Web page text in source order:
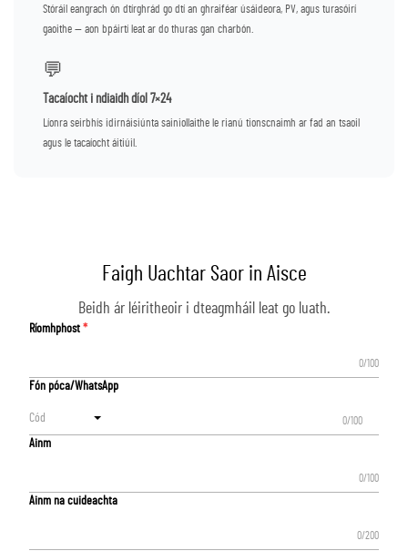
Stóráil eangrach ón dtírghrád go dtí an ghraiféar úsáideora, PV, agus turasóirí
gaoithe — aon bpáirtí leat ar do thuras gan charbón.
💬
Tacaíocht i ndiaidh díol 7×24
Líonra seirbhís idirnáisiúnta sainiollaithe le rianú tionscnaimh ar fad an tsaoil
agus le tacaíocht áitiúil.
Faigh Uachtar Saor in Aisce
Beidh ár léiritheoir i dteagmháil leat go luath.
Ríomhphost
0/100
Fón póca/WhatsApp
Cód 0/100
Ainm
0/100
Ainm na cuideachta
0/200